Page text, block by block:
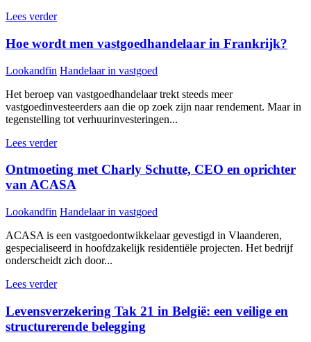
Lees verder
Hoe wordt men vastgoedhandelaar in Frankrijk?
Lookandfin Handelaar in vastgoed
Het beroep van vastgoedhandelaar trekt steeds meer
vastgoedinvesteerders aan die op zoek zijn naar rendement. Maar in
tegenstelling tot verhuurinvesteringen...
Lees verder
Ontmoeting met Charly Schutte, CEO en oprichter
van ACASA
Lookandfin Handelaar in vastgoed
ACASA is een vastgoedontwikkelaar gevestigd in Vlaanderen,
gespecialiseerd in hoofdzakelijk residentiële projecten. Het bedrijf
onderscheidt zich door...
Lees verder
Levensverzekering Tak 21 in België: een veilige en
structurerende belegging